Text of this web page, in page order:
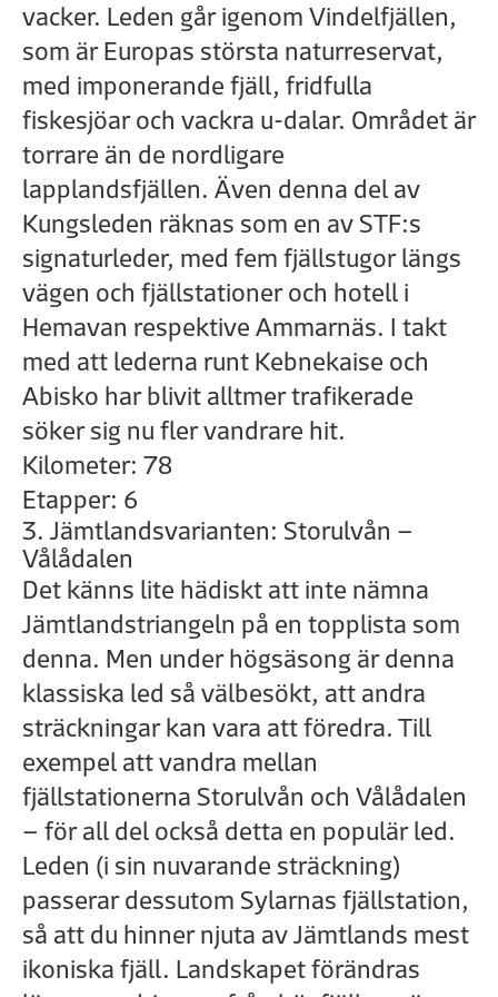
vacker. Leden går igenom Vindelfjällen,
som är Europas största naturreservat,
med imponerande fjäll, fridfulla
fiskesjöar och vackra u-dalar. Området är
torrare än de nordligare
lapplandsfjällen. Även denna del av
Kungsleden räknas som en av STF:s
signaturleder, med fem fjällstugor längs
vägen och fjällstationer och hotell i
Hemavan respektive Ammarnäs. I takt
med att lederna runt Kebnekaise och
Abisko har blivit alltmer trafikerade
söker sig nu fler vandrare hit.
Kilometer: 78
Etapper: 6
3. Jämtlandsvarianten: Storulvån –
Vålådalen
Det känns lite hädiskt att inte nämna
Jämtlandstriangeln på en topplista som
denna. Men under högsäsong är denna
klassiska led så välbesökt, att andra
sträckningar kan vara att föredra. Till
exempel att vandra mellan
fjällstationerna Storulvån och Vålådalen
– för all del också detta en populär led.
Leden (i sin nuvarande sträckning)
passerar dessutom Sylarnas fjällstation,
så att du hinner njuta av Jämtlands mest
ikoniska fjäll. Landskapet förändras